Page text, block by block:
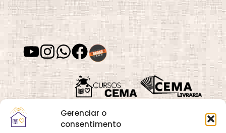
Gerenciar o
consentimento